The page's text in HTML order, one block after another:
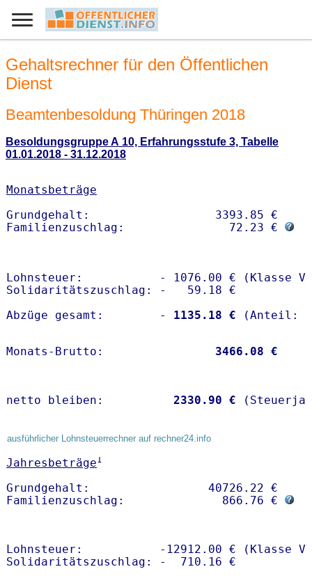
Gehaltsrechner für den Öffentlichen
Dienst
Beamtenbesoldung Thüringen 2018
Besoldungsgruppe A 10, Erfahrungsstufe 3, Tabelle
01.01.2018 - 31.12.2018
Monatsbeträge
Grundgehalt:                  3393.85 €
Familienzuschlag:               72.23 €
Lohnsteuer:           - 1076.00 € (Klasse V)
Solidaritätszuschlag: -   59.18 €
Abzüge gesamt:        -
1135.18 €
Monats-Brutto: 3466.08 €
netto bleiben: 2330.90 €
ausführlicher Lohnsteuerrechner auf rechner24.info
Jahresbeträge1
Grundgehalt:                 40726.22 €
Familienzuschlag:              866.76 €
Lohnsteuer:           -12912.00 € (Klasse V)
Solidaritätszuschlag: -  710.16 €